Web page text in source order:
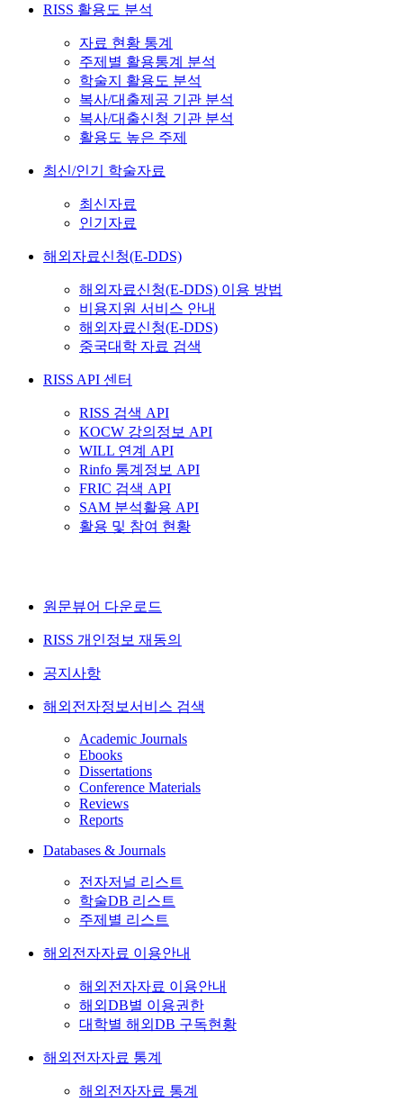
RISS 활용도 분석
자료 현황 통계
주제별 활용통계 분석
학술지 활용도 분석
복사/대출제공 기관 분석
복사/대출신청 기관 분석
활용도 높은 주제
최신/인기 학술자료
최신자료
인기자료
해외자료신청(E-DDS)
해외자료신청(E-DDS) 이용 방법
비용지원 서비스 안내
해외자료신청(E-DDS)
중국대학 자료 검색
RISS API 센터
RISS 검색 API
KOCW 강의정보 API
WILL 연계 API
Rinfo 통계정보 API
FRIC 검색 API
SAM 분석활용 API
활용 및 참여 현황
원문뷰어 다운로드
RISS 개인정보 재동의
공지사항
해외전자정보서비스 검색
Academic Journals
Ebooks
Dissertations
Conference Materials
Reviews
Reports
Databases & Journals
전자저널 리스트
학술DB 리스트
주제별 리스트
해외전자자료 이용안내
해외전자자료 이용안내
해외DB별 이용권한
대학별 해외DB 구독현황
해외전자자료 통계
해외전자자료 통계